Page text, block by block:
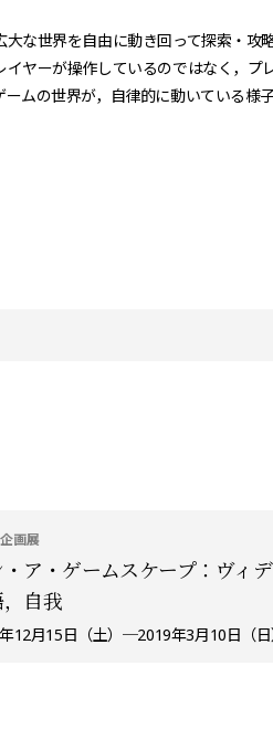
な世界を自由に動き回って探索・攻
ヤーが操作しているのではなく，
ムの世界が，自律的に動いている様
画展
ア・ゲームスケープ：ヴィ
自我
12月15日（土）─2019年3月10日（日